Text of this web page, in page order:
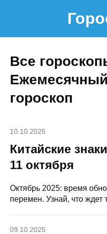
Все
гороскоп
10.10.2025
Китайские
11 октября
Октябрь 2025: время
перемен. Узнай, что ждет
09.10.2025